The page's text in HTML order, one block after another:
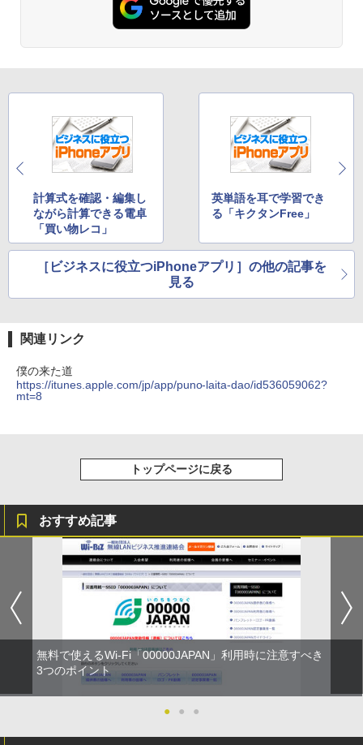
計算式を確認・編集し
ながら計算できる電卓
「買い物レコ」
英単語を耳で学習でき
る「キクタンFree」
［ビジネスに役立つiPhoneアプリ］の他の記事を
見る
関連リンク
僕の来た道
https://itunes.apple.com/jp/app/puno-laita-dao/id536059062?
mt=8
トップページに戻る
おすすめ記事
無料で使えるWi-Fi「00000JAPAN」利用時に注意すべき
3つのポイント
● ● ●